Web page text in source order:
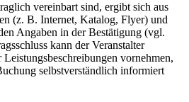
vereinbart sind, ergibt sich aus
(z. B. Internet, Katalog, Flyer) und
Angaben in der Bestätigung (vgl.
kann der Veranstalter
vornehmen,
selbstverständlich informiert